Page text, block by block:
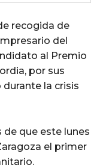
recogida de
del
al Premio
por sus
la crisis
de que este lunes
el primer